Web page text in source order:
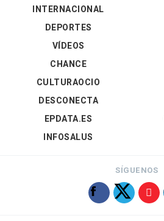
INTERNACIONAL
DEPORTES
VÍDEOS
CHANCE
CULTURAOCIO
DESCONECTA
EPDATA.ES
INFOSALUS
SÍGUENOS